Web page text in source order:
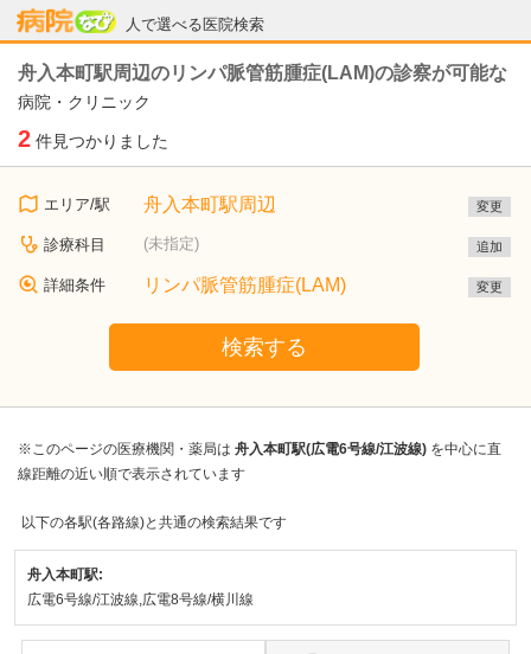
人で選べる医院検索
病院なび
舟入本町駅周辺のリンパ脈管筋腫症(LAM)の診察が可能な
病院・クリニック
2 件見つかりました
エリア/駅 舟入本町駅周辺 変更
診療科目 (未指定) 追加
詳細条件 リンパ脈管筋腫症(LAM) 変更
検索する
※このページの医療機関・薬局は 舟入本町駅(広電6号線/江波線) を中心に直
線距離の近い順で表示されています
以下の各駅(各路線)と共通の検索結果です
舟入本町駅:
広電6号線/江波線,広電8号線/横川線